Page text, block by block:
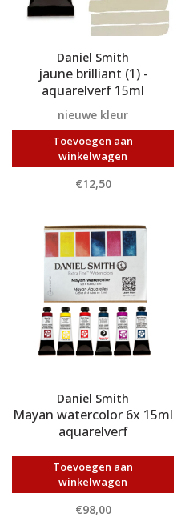
Daniel Smith
jaune brilliant (1) -
aquarelverf 15ml
nieuwe kleur
Toevoegen aan
winkelwagen
€12,50
Daniel Smith
Mayan watercolor 6x 15ml
aquarelverf
Toevoegen aan
winkelwagen
€98,00